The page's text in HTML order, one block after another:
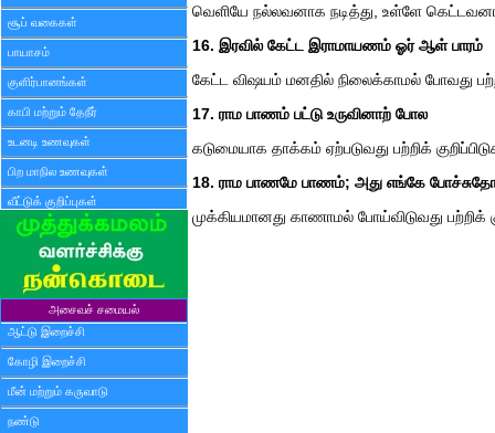
சூப் வகைகள்
பாயாசம்
குளிர்பானங்கள்
காபி மற்றும் தேநீர்
உடனடி உணவுகள்
பிற மாநில உணவுகள்
வீட்டுக் குறிப்புகள்
அசைவச் சமையல்
ஆட்டு இறைச்சி
கோழி இறைச்சி
மீன் மற்றும் கருவாடு
நண்டு
வெளியே நல்லவனாக நடித்து, உள்ளே கெட்டவனாக
16. இரவில் கேட்ட இராமாயணம் ஓர் ஆள் பாரம்
கேட்ட விஷயம் மனதில் நிலைக்காமல் போவது பற்றிக்
17. ராம பாணம் பட்டு உருவினாற் போல
கடுமையாக தாக்கம் ஏற்படுவது பற்றிக்
18. ராம பாணமே பாணம்; அது எங்கே
முக்கியமானது காணாமல் போய்விடுவது பற்றிக்